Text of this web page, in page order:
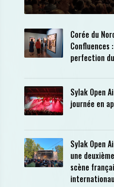
Corée du
perfection
Sylak Open
journée en
Sylak Open
une
scène